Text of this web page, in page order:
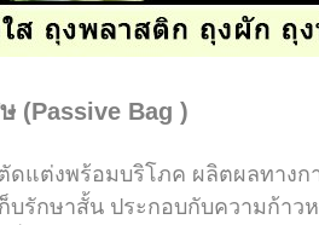
(Passive Bag )
ดแต่งพร้อมบริโภค ผลิตผลทางก
ก็บรักษาสั้น ประกอบกับความก้า